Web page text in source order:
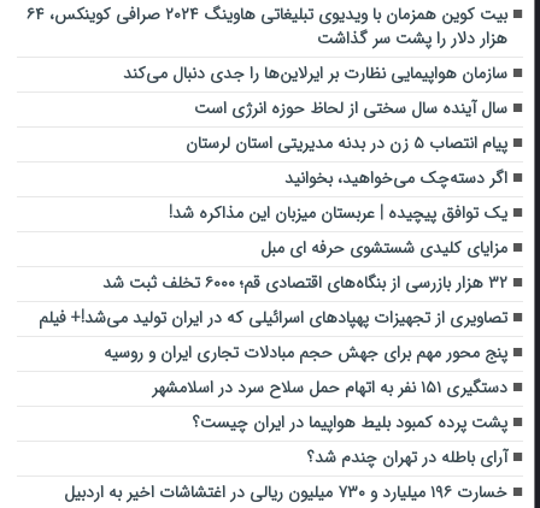
بیت کوین همزمان با ویدیوی تبلیغاتی هاوینگ ۲۰۲۴ صرافی کوینکس، ۶۴
هزار دلار را پشت سر گذاشت
سازمان هواپیمایی نظارت بر ایرلاین‌ها را جدی دنبال می‌کند
سال آینده سال سختی از لحاظ حوزه انرژی است
پیام انتصاب ۵ زن در بدنه مدیریتی استان لرستان
اگر دسته‌چک می‌خواهید، بخوانید
یک توافق پیچیده | عربستان میزبان این مذاکره شد!
مزایای کلیدی شستشوی حرفه ای مبل
۳۲ هزار بازرسی از بنگاه‌های اقتصادی قم؛ ۶۰۰۰ تخلف ثبت شد
تصاویری از تجهیزات پهپادهای اسرائیلی که در ایران تولید می‌شد!+ فیلم
پنج محور مهم برای جهش حجم مبادلات تجاری ایران و روسیه
دستگیری ۱۵۱ نفر به اتهام حمل سلاح سرد در اسلامشهر
پشت پرده کمبود بلیط هواپیما در ایران چیست؟
آرای باطله در تهران چندم شد؟
خسارت ۱۹۶ میلیارد و ۷۳۰ میلیون ریالی در اغتشاشات اخیر به اردبیل